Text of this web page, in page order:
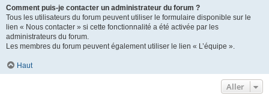
Comment puis-je contacter un administrateur du forum ?
Tous les utilisateurs du forum peuvent utiliser le formulaire disponible sur le
lien « Nous contacter » si cette fonctionnalité a été activée par les
administrateurs du forum.
Les membres du forum peuvent également utiliser le lien « L’équipe ».
Haut
Aller